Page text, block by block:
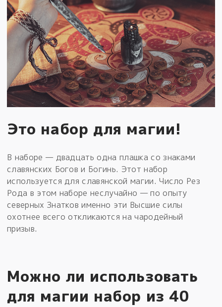
Это набор для магии!
В наборе — двадцать одна плашка со знаками
славянских Богов и Богинь. Этот набор
используется для славянской магии. Число Рез
Рода в этом наборе неслучайно — по опыту
северных Знатков именно эти Высшие силы
охотнее всего откликаются на чародейный
призыв.
Можно ли использовать
для магии набор из 40